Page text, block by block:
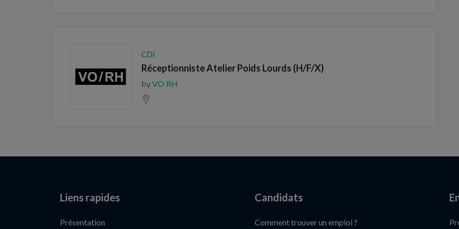
CDI
Réceptionniste Atelier Poids Lourds (H/F/X)
byVO RH
Liens rapides
Présentation
Candidats
Comment trouver un emploi ?